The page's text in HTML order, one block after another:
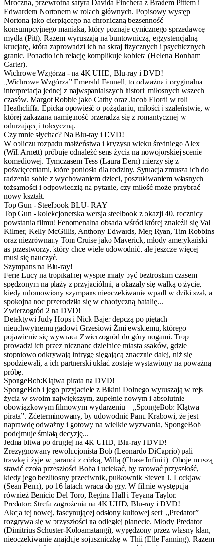
Mroczna, przewrotna satyra Davida Finchera z Bradem Pittem i
Edwardem Nortonem w rolach głównych. Popisowy występ
Nortona jako cierpiącego na chroniczną bezsenność
konsumpcyjnego maniaka, który poznaje cynicznego sprzedawcę
mydła (Pitt). Razem wyruszają na buntowniczą, egzystencjalną
krucjatę, która zaprowadzi ich na skraj fizycznych i psychicznych
granic. Ponadto ich relację komplikuje kobieta (Helena Bonham
Carter).
Wichrowe Wzgórza - na 4K UHD, Blu-ray i DVD!
„Wichrowe Wzgórza” Emerald Fennell, to odważna i oryginalna
interpretacja jednej z najwspanialszych historii miłosnych wszech
czasów. Margot Robbie jako Cathy oraz Jacob Elordi w roli
Heathcliffa. Epicka opowieść o pożądaniu, miłości i szaleństwie, w
której zakazana namiętność przeradza się z romantycznej w
odurzającą i toksyczną.
Czy mnie słychac? Na Blu-ray i DVD!
W obliczu rozpadu małżeństwa i kryzysu wieku średniego Alex
(Will Arnett) próbuje odnaleźć sens życia na nowojorskiej scenie
komediowej. Tymczasem Tess (Laura Dern) mierzy się z
poświęceniami, które poniosła dla rodziny. Sytuacja zmusza ich do
radzenia sobie z wychowaniem dzieci, poszukiwaniem własnych
tożsamości i odpowiedzią na pytanie, czy miłość może przybrać
nowy kształt.
Top Gun - Steelbook BLU- RAY
Top Gun - kolekcjonerska wersja steelbook z okazji 40. rocznicy
powstania filmu! Fenomenalna obsada wśród której znaleźli się Val
Kilmer, Kelly McGillis, Anthony Edwards, Meg Ryan, Tim Robbins
oraz niezrównany Tom Cruise jako Maverick, młody amerykański
as przestworzy, który chce wiele udowodnić, ale jeszcze więcej
musi się nauczyć.
Szympans na Blu-ray!
Ferie Lucy na tropikalnej wyspie miały być beztroskim czasem
spędzonym na plaży z przyjaciółmi, a okazały się walką o życie,
kiedy udomowiony szympans nieoczekiwanie wpadł w dziki szał, a
spokojna noc przerodziła się w chaotyczną batalię...
Zwierzogród 2 na DVD!
Detektywi Judy Hops i Nick Bajer depczą po piętach
nieuchwytnemu gadowi Grzesiowi Żmijewskiemu, którego
pojawienie się wywraca Zwierzogród do góry nogami. Trop
prowadzi ich przez nieznane dzielnice miasta ssaków, gdzie
stopniowo odkrywają intrygę sięgającą znacznie dalej, niż się
spodziewali, a ich partnerski układ zostaje wystawiony na poważną
próbę.
SpongeBob:Klątwa pirata na DVD!
SpongeBob i jego przyjaciele z Bikini Dolnego wyruszają w rejs
życia w swoim największym, zupełnie nowym i absolutnie
obowiązkowym filmowym wydarzeniu – „SpongeBob: Klątwa
pirata”. Zdeterminowany, by udowodnić Panu Krabowi, że jest
naprawdę odważny i gotowy na wielkie wyzwania, SpongeBob
podejmuje śmiałą decyzję...
Jedna bitwa po drugiej na 4K UHD, Blu-ray i DVD!
Zrezygnowany rewolucjonista Bob (Leonardo DiCaprio) pali
trawkę i żyje w paranoi z córką, Willą (Chase Infiniti). Oboje muszą
stawić czoła przeszłości Boba i uciekać, by ratować przyszłość,
kiedy jego bezlitosny przeciwnik, pułkownik Steven J. Lockjaw
(Sean Penn), po 16 latach wraca do gry. W filmie występują
również Benicio Del Toro, Regina Hall i Teyana Taylor.
Predator: Strefa zagrożenia na 4K UHD, Blu-ray i DVD!
Akcja tej nowej, fascynującej odsłony kultowej serii „Predator”
rozgrywa się w przyszłości na odległej planecie. Młody Predator
(Dimitrius Schuster-Koloamatangi), wypędzony przez własny klan,
nieoczekiwanie znajduje sojuszniczkę w Thii (Elle Fanning). Razem